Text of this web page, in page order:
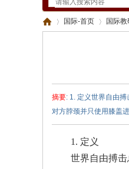
国际-首页 国际教
摘要: 1. 定义世界自由
对方脖颈并只使用膝盖
1. 定义
世界自由搏